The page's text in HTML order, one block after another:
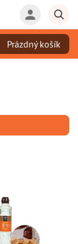
Prázdný košík